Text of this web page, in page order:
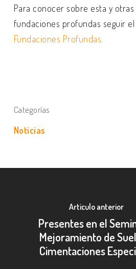
Para conocer sobre esta y
fundaciones profundas seguir
Fundaciones Profundas.
Categorías
Noticias
Articulo anterior
Presentes en el
Mejoramiento de
Cimentaciones